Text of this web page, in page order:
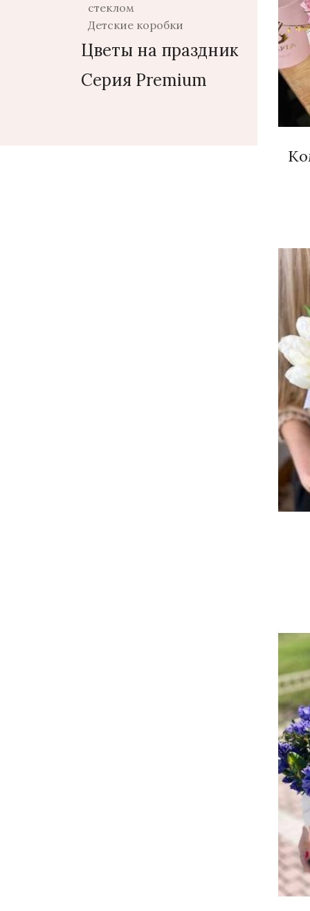
стеклом
Детские коробки
Цветы на праздник
Серия Premium